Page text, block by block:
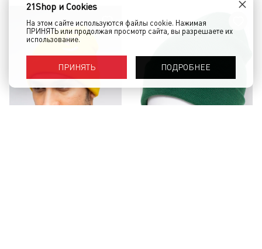
21Shop и Cookies
На этом сайте используются файлы cookie. Нажимая
ПРИНЯТЬ или продолжая просмотр сайта, вы разрешаете их
использование.
ПРИНЯТЬ ПОДРОБНЕЕ